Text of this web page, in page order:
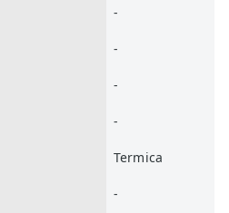
-
-
-
-
Termica
-